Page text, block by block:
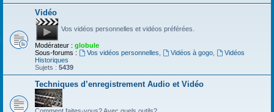
Vidéo
Vos vidéos personnelles et vidéos préférées.
Modérateur : globule
Sous-forums :
Vos vidéos personnelles Vidéos à gogo,
Vidéos
Historiques
Sujets : 5439
Techniques d’enregistrement Audio et Vidéo